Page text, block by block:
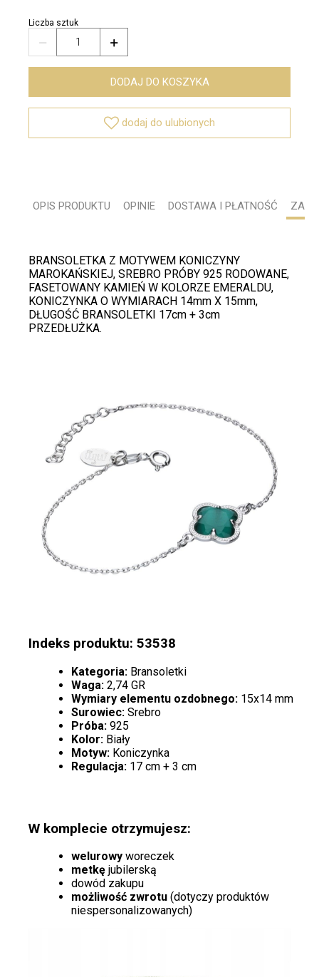
Liczba sztuk
 
DODAJ DO KOSZYKA
 dodaj do ulubionych
OPIS PRODUKTU OPINIE DOSTAWA I PŁATNOŚĆ
BRANSOLETKA Z MOTYWEM KONICZYNY
MAROKAŃSKIEJ, SREBRO PRÓBY 925 RODOWANE,
FASETOWANY KAMIEŃ W KOLORZE EMERALDU,
KONICZYNKA O WYMIARACH 14mm X 15mm,
DŁUGOŚĆ BRANSOLETKI 17cm + 3cm
PRZEDŁUŻKA.
Indeks produktu: 53538
Kategoria: Bransoletki
Waga: 2,74 GR
Wymiary elementu ozdobnego: 15x14 mm
Surowiec: Srebro
Próba: 925
Kolor: Biały
Motyw: Koniczynka
Regulacja: 17 cm + 3 cm
W komplecie otrzymujesz:
welurowy woreczek
metkę jubilerską
dowód zakupu
możliwość zwrotu (dotyczy produktów
niespersonalizowanych)